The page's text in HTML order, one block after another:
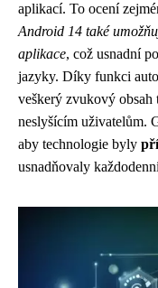
aplikací. To ocení
Android 14 také
aplikace, což usnadní
jazyky. Díky funkci
veškerý zvukový obsah
neslyšícím uživatelům.
aby technologie byly
usnadňovaly